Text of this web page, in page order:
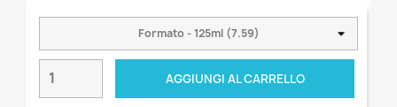
AGGIUNGI AL CARRELLO